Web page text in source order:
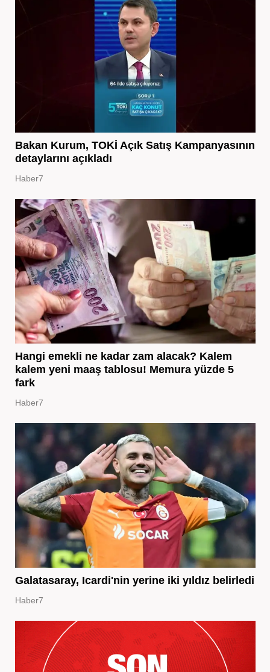
Bakan Kurum, TOKİ Açık Satış Kampanyasının
detaylarını açıkladı
Haber7
Hangi emekli ne kadar zam alacak? Kalem
kalem yeni maaş tablosu! Memura yüzde 5
fark
Haber7
Galatasaray, Icardi'nin yerine iki yıldız belirledi
Haber7